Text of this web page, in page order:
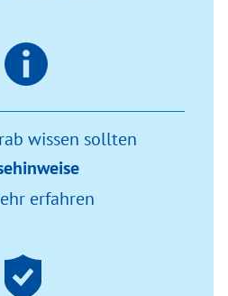
wissen sollten
erfahren